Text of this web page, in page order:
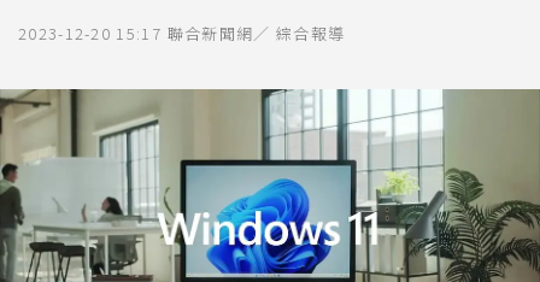
2023-12-20 15:17 聯合新聞網／ 綜合報導